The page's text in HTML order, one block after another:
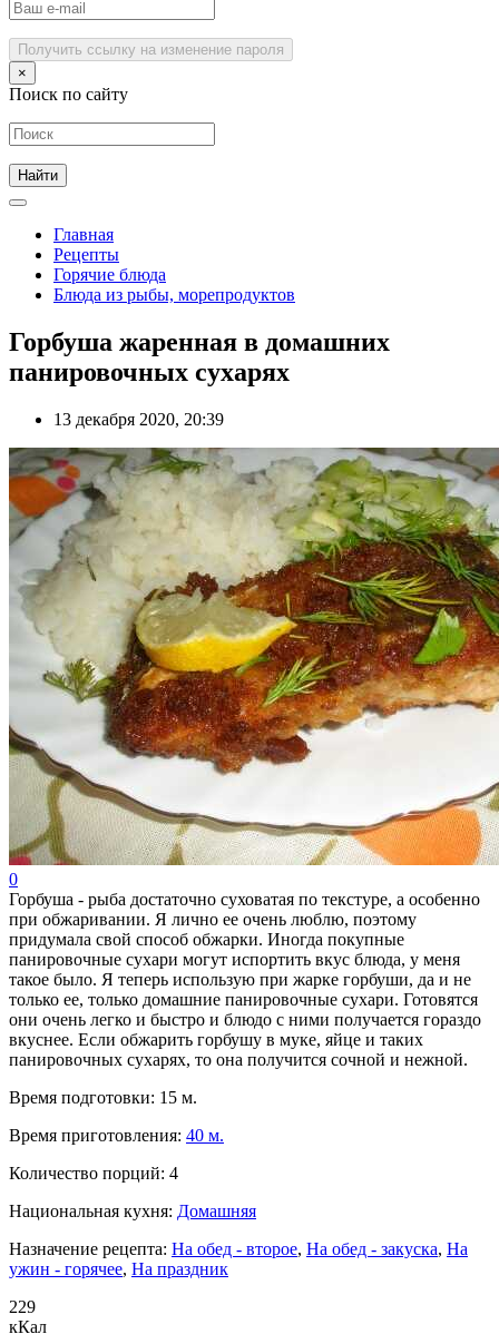
Получить ссылку на изменение пароля
×
Поиск по сайту
Главная
Рецепты
Горячие блюда
Блюда из рыбы, морепродуктов
Горбуша жаренная в домашних
панировочных сухарях
13 декабря 2020, 20:39
0
Горбуша - рыба достаточно суховатая по текстуре, а особенно
при обжаривании. Я лично ее очень люблю, поэтому
придумала свой способ обжарки. Иногда покупные
панировочные сухари могут испортить вкус блюда, у меня
такое было. Я теперь использую при жарке горбуши, да и не
только ее, только домашние панировочные сухари. Готовятся
они очень легко и быстро и блюдо с ними получается гораздо
вкуснее. Если обжарить горбушу в муке, яйце и таких
панировочных сухарях, то она получится сочной и нежной.
Время подготовки: 15 м.
Время приготовления: 40 м.
Количество порций: 4
Национальная кухня: Домашняя
Назначение рецепта: На обед - второе, На обед - закуска, На
ужин - горячее, На праздник
229
кКал